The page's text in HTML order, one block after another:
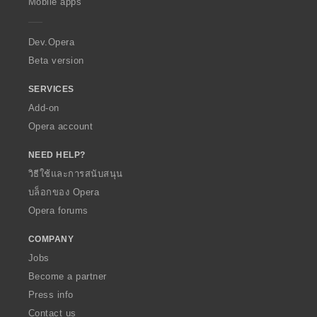
a
Dev.Opera
Beta version
SERVICES
Add-on
Opera account
NEED HELP?
วิธีใช้และการสนับสนุน
บล็อกของ Opera
Opera forums
COMPANY
Jobs
Become a partner
Press info
Contact us